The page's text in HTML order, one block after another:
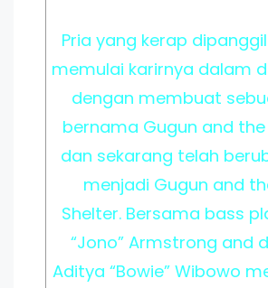
Pria yang kerap
memulai karirnya dalam
dengan membuat
bernama Gugun and the
dan sekarang telah
menjadi Gugun and
Shelter. Bersama bass
“Jono” Armstrong and
Aditya “Bowie” Wibowo